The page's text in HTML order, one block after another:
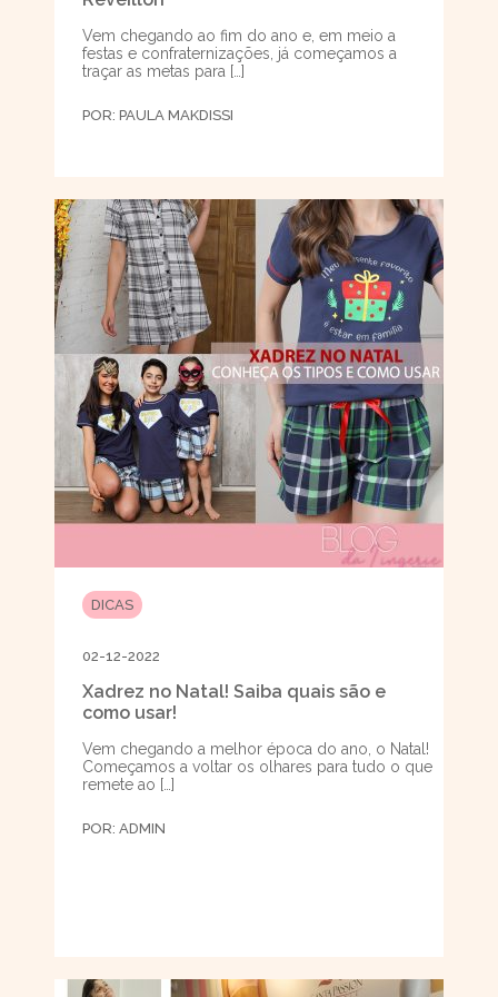
Vem chegando ao fim do ano e, em meio a
festas e confraternizações, já começamos a
traçar as metas para […]
POR: PAULA MAKDISSI
DICAS
02-12-2022
Xadrez no Natal! Saiba quais são e
como usar!
Vem chegando a melhor época do ano, o Natal!
Começamos a voltar os olhares para tudo o que
remete ao […]
POR: ADMIN